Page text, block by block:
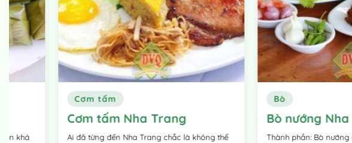
Cơm tấm Nha Trang
Ai đã từng đến Nha Trang chắc là không thể
Bò nướng Nha Trang
Thành phần: Bò nướng được chế